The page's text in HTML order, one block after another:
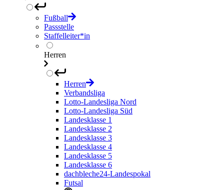
Fußball
Passstelle
Staffelleiter*in
Herren
Herren
Verbandsliga
Lotto-Landesliga Nord
Lotto-Landesliga Süd
Landesklasse 1
Landesklasse 2
Landesklasse 3
Landesklasse 4
Landesklasse 5
Landesklasse 6
dachbleche24-Landespokal
Futsal